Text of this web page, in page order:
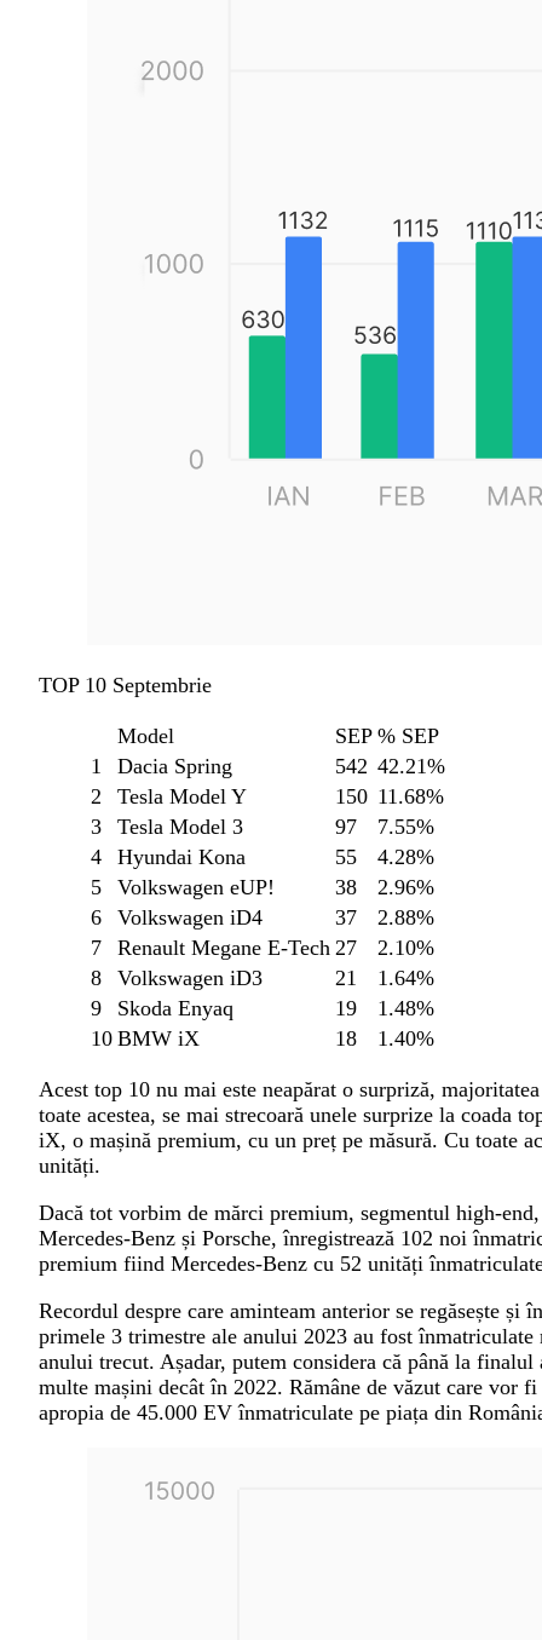
TOP 10 Septembrie
Model SEP % SEP
1
Dacia Spring 542 42.21%
2
Tesla Model Y 150 11.68%
3
Tesla Model 3 97
7.55%
4
Hyundai Kona 55
4.28%
5
Volkswagen eUP! 38
2.96%
6
Volkswagen iD4 37
2.88%
7
Renault Megane E-Tech 27
2.10%
8
Volkswagen iD3 21
1.64%
9
Skoda Enyaq 19
1.48%
10 BMW iX 18 1.40%
Acest top 10 nu mai este neapărat o surpriză,
toate acestea, se mai strecoară unele surprize la coada
iX, o mașină premium, cu un preț pe măsură. Cu toate
unități.
Dacă tot vorbim de mărci premium, segmentul high-
Mercedes-Benz și Porsche, înregistrează 102 noi
premium fiind Mercedes-Benz cu 52 unități
Recordul despre care aminteam anterior se regăsește
primele 3 trimestre ale anului 2023 au fost
anului trecut. Așadar, putem considera că până la
multe mașini decât în 2022. Rămâne de văzut care vor
apropia de 45.000 EV înmatriculate pe piața din